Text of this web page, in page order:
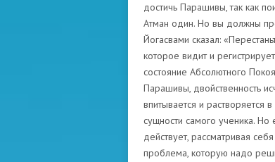
достичь Парашивы, так как
Атман один. Но вы должны
Йогасвами сказал:
которое видит и
состояние Абсолютного
Парашивы, двойственность
впитывается и растворяется
сущности самого ученика. Но
действует, рассматривая
проблема, которую надо